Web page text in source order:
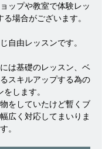
ップや教室で体験レッ
場合がございます。
自由レッスンです。
は基礎のレッスン、ベ
スキルアップする為の
をします。
をしていたけど暫くブ
広く対応してまいりま